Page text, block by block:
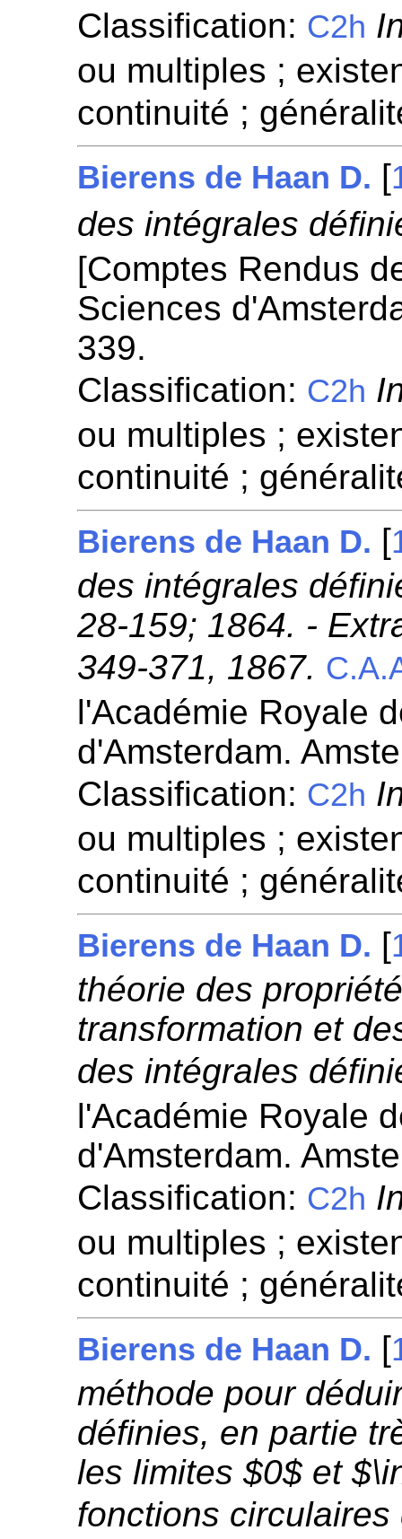
Classification: C2h
ou multiples ;
continuité ;
Bierens de Haan D. [
des intégrales
[Comptes Rendus
Sciences
339.
Classification: C2h
ou multiples ;
continuité ;
Bierens de Haan D. [
des intégrales
28-159; 1864. -
349-371, 1867.
l'Académie Royale
d'Amsterdam.
Classification: C2h
ou multiples ;
continuité ;
Bierens de Haan D. [
théorie des
transformation et
des intégrales
l'Académie Royale
d'Amsterdam.
Classification: C2h
ou multiples ;
continuité ;
Bierens de Haan D. [
méthode pour
définies, en partie
les limites $0$ et
fonctions circulaires